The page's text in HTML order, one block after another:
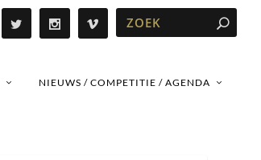
NIEUWS / COMPETITIE / AGENDA